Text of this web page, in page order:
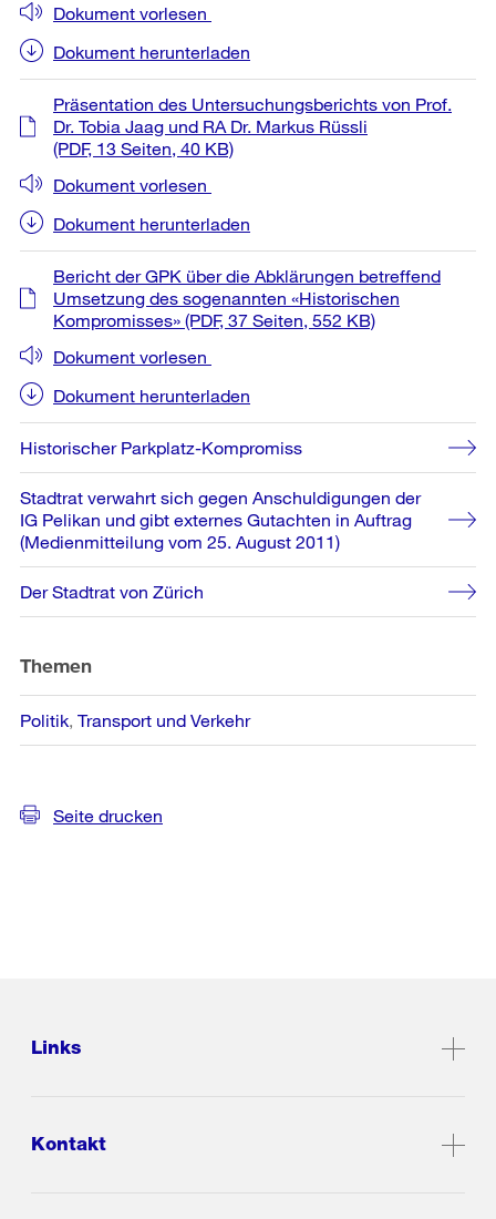
Dokument vorlesen
Dokument herunterladen
Präsentation des Untersuchungsberichts von Prof.
Dr. Tobia Jaag und RA Dr. Markus Rüssli
(PDF, 13 Seiten, 40 KB)
Dokument vorlesen
Dokument herunterladen
Bericht der GPK über die Abklärungen betreffend
Umsetzung des sogenannten «Historischen
Kompromisses» (PDF, 37 Seiten, 552 KB)
Dokument vorlesen
Dokument herunterladen
Historischer Parkplatz-Kompromiss
Stadtrat verwahrt sich gegen Anschuldigungen der
IG Pelikan und gibt externes Gutachten in Auftrag
(Medienmitteilung vom 25. August 2011)
Der Stadtrat von Zürich
Themen
Politik Transport und Verkehr
Seite drucken
Links
Kontakt